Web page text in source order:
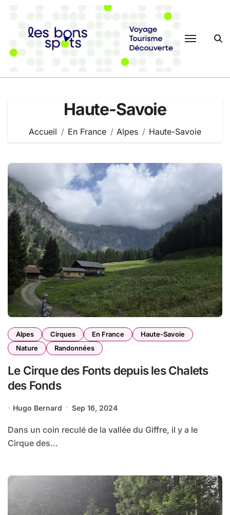
contenu
Haute-Savoie
Accueil En France Alpes Haute-Savoie
Alpes Cirques En France
Haute-Savoie
Nature
Randonnées
Le Cirque des Fonts depuis les Chalets
des Fonds
Hugo Bernard Sep 16, 2024
Dans un coin reculé de la vallée du Giffre, il y a le
Cirque des...